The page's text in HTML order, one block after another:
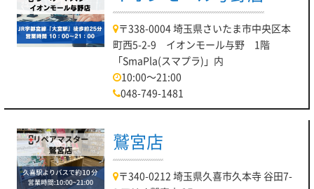
〒338-0004 埼玉県さいたま市中央区本
町西5-2-9 イオンモール与野 1階
「SmaPla(スマプラ)」内
10:00～21:00
048-749-1481
鷲宮店
〒340-0212 埼玉県久喜市久本寺 谷田7-